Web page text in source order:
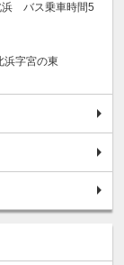
浜 バス乗車時間5
浜字宮の東